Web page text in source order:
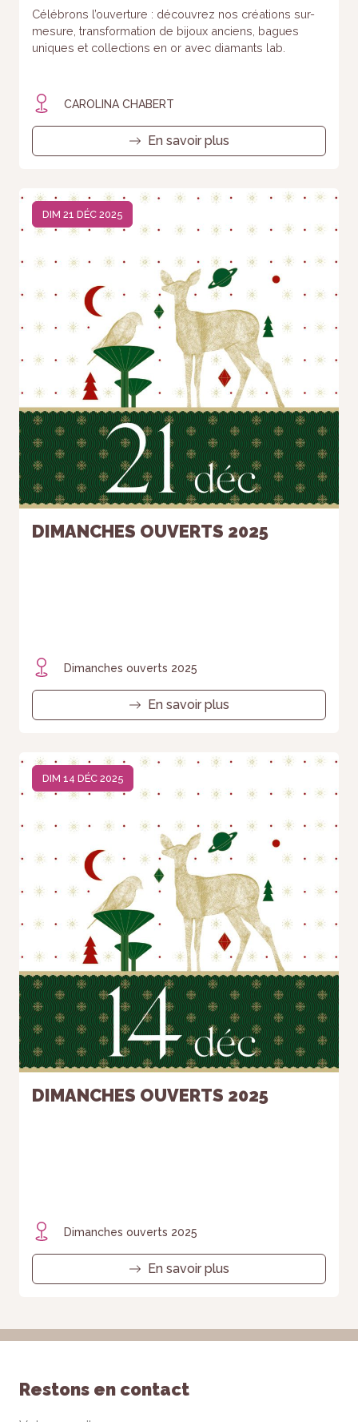
Célébrons l’ouverture : découvrez nos créations sur-
mesure, transformation de bijoux anciens, bagues
uniques et collections en or avec diamants lab.
CAROLINA CHABERT
En savoir plus
DIM 21 DÉC 2025
DIMANCHES OUVERTS 2025
Dimanches ouverts 2025
En savoir plus
DIM 14 DÉC 2025
DIMANCHES OUVERTS 2025
Dimanches ouverts 2025
En savoir plus
Restons en contact